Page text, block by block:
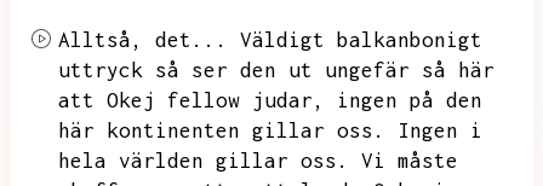
Alltså, det...
Väldigt balkanbonigt
uttryck så ser den ut ungefär så här
att Okej fellow judar,
ingen på den
här kontinenten gillar oss.
Ingen i
hela världen gillar oss.
Vi måste